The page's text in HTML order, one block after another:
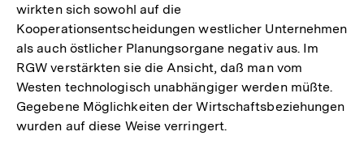
wirkten sich sowohl auf die
Kooperationsentscheidungen westlicher Unternehmen
als auch östlicher Planungsorgane negativ aus. Im
RGW verstärkten sie die Ansicht, daß man vom
Westen technologisch unabhängiger werden müßte.
Gegebene Möglichkeiten der Wirtschaftsbeziehungen
wurden auf diese Weise verringert.